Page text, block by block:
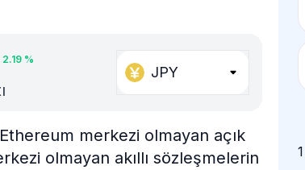
2.19%
JPY
merkezi olmayan açık
olmayan akıllı sözleşmelerin